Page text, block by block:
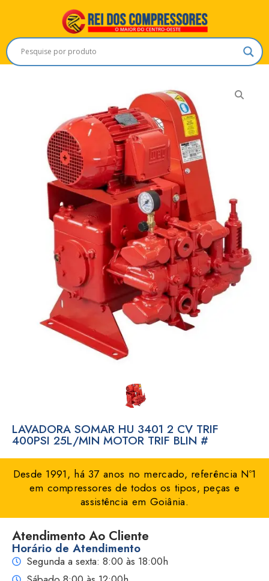
LAVADORA SOMAR HU 3401 2 CV TRIF
400PSI 25L/MIN MOTOR TRIF BLIN #
Desde 1991, há 37 anos no mercado, referência Nº1
em compressores de todos os tipos, peças e
assistência em Goiânia.
Atendimento Ao Cliente
Horário de Atendimento
Segunda a sexta: 8:00 às 18:00h